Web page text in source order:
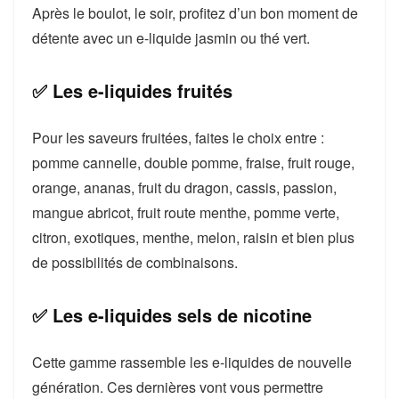
Après le boulot, le soir, profitez d’un bon moment de
détente avec un e-liquide jasmin ou thé vert.
✅ Les e-liquides fruités
Pour les saveurs fruitées, faites le choix entre :
pomme cannelle, double pomme, fraise, fruit rouge,
orange, ananas, fruit du dragon, cassis, passion,
mangue abricot, fruit route menthe, pomme verte,
citron, exotiques, menthe, melon, raisin et bien plus
de possibilités de combinaisons.
✅ Les e-liquides sels de nicotine
Cette gamme rassemble les e-liquides de nouvelle
génération. Ces dernières vont vous permettre